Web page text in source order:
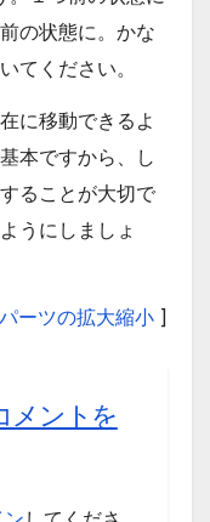
の状態に。かな
てください。
に移動できるよ
本ですから、し
ることが大切で
うにしましょ
ーツの拡大縮小 ]
メントを